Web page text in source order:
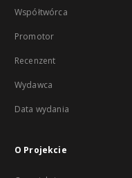
Współtwórca
Promotor
Recenzent
Wydawca
Data wydania
O Projekcie